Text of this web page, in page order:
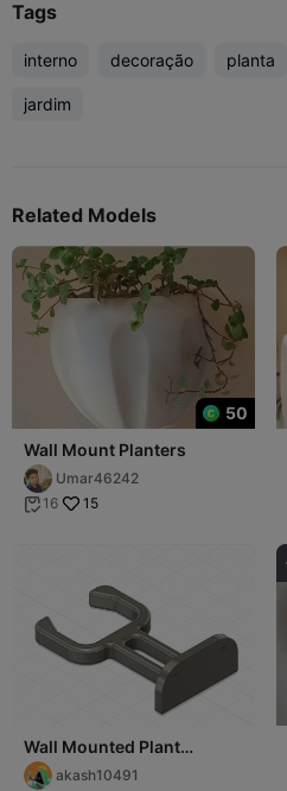
Tags
interno decoração planta
jardim
Related Models
50
Wall Mount Planters
Umar46242
 16 15
Wall Mounted Plant
Supportakash10491